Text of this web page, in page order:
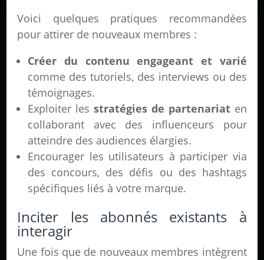
Voici quelques pratiques recommandées
pour attirer de nouveaux membres :
Créer du contenu engageant et varié
comme des tutoriels, des interviews ou des
témoignages.
Exploiter lesstratégies de partenariaten
collaborant avec des influenceurs pour
atteindre des audiences élargies.
Encourager les utilisateurs à participer via
des concours, des défis ou des hashtags
spécifiques liés à votre marque.
Inciter les abonnés existants à
interagir
Une fois que de nouveaux membres intègrent